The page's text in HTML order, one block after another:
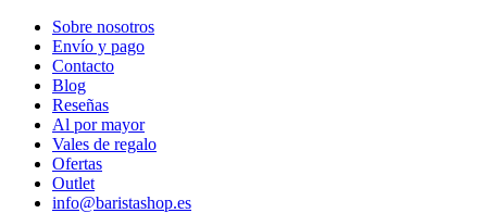
Sobre nosotros
Envío y pago
Contacto
Blog
Reseñas
Al por mayor
Vales de regalo
Ofertas
Outlet
info@baristashop.es